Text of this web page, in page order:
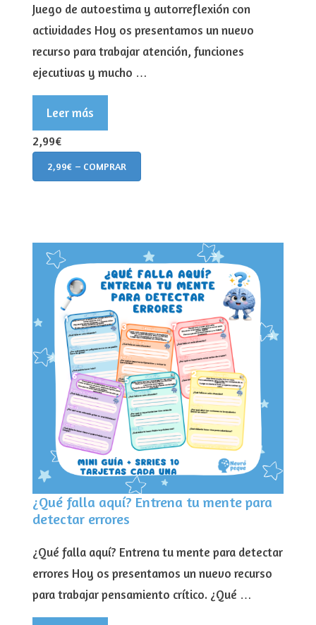
Juego de autoestima y autorreflexión con
actividades Hoy os presentamos un nuevo
recurso para trabajar atención, funciones
ejecutivas y mucho …
Leer más
2,99€
2,99€ – COMPRAR
¿Qué falla aquí? Entrena tu mente para
detectar errores
¿Qué falla aquí? Entrena tu mente para detectar
errores Hoy os presentamos un nuevo recurso
para trabajar pensamiento crítico. ¿Qué …